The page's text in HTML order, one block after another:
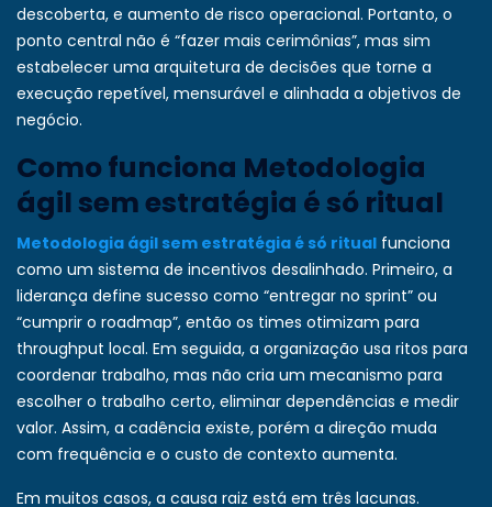
descoberta, e aumento de risco operacional. Portanto, o
ponto central não é “fazer mais cerimônias”, mas sim
estabelecer uma arquitetura de decisões que torne a
execução repetível, mensurável e alinhada a objetivos de
negócio.
Como funciona Metodologia
ágil sem estratégia é só ritual
Metodologia ágil sem estratégia é só ritual funciona
como um sistema de incentivos desalinhado. Primeiro, a
liderança define sucesso como “entregar no sprint” ou
“cumprir o roadmap”, então os times otimizam para
throughput local. Em seguida, a organização usa ritos para
coordenar trabalho, mas não cria um mecanismo para
escolher o trabalho certo, eliminar dependências e medir
valor. Assim, a cadência existe, porém a direção muda
com frequência e o custo de contexto aumenta.
Em muitos casos, a causa raiz está em três lacunas.